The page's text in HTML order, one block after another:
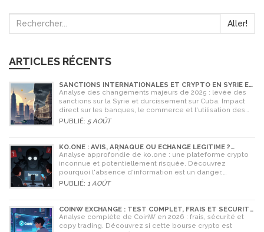
Aller!
ARTICLES RÉCENTS
SANCTIONS INTERNATIONALES ET CRYPTO EN SYRIE ET
CUBA : L'IMPACT MAJEUR DE 2025
Analyse des changements majeurs de 2025 : levée des
sanctions sur la Syrie et durcissement sur Cuba. Impact
direct sur les banques, le commerce et l'utilisation des
cryptomonnaies comme Bitcoin.
PUBLIÉ: 5 AOÛT
KO.ONE : AVIS, ARNAQUE OU ÉCHANGE LÉGITIME ?
ANALYSE COMPLÈTE
Analyse approfondie de ko.one : une plateforme crypto
inconnue et potentiellement risquée. Découvrez
pourquoi l'absence d'information est un danger,
comparez avec Coinone et apprenez à vérifier la sécurité
PUBLIÉ: 1 AOÛT
COINW EXCHANGE : TEST COMPLET, FRAIS ET SÉCURITÉ
EN 2026
Analyse complète de CoinW en 2026 : frais, sécurité et
copy trading. Découvrez si cette bourse crypto est